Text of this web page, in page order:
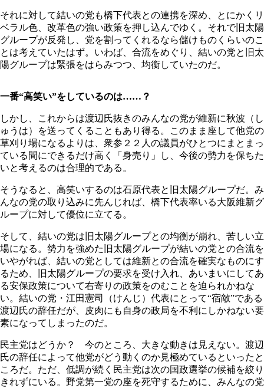
それに対して結いの党も橋下代表との連携を深め、とにかくリ
ベラル色、改革色の強い政策を押し込んでゆく。それで旧太陽
グループが反発し、党を割ってくれるなら儲けものくらいのこ
とは考えていたはず。いわば、合流をめぐり、結いの党と旧太
陽グループは緊張をはらみつつ、均衡していたのだ。
一番“高笑い”をしているのは……？
しかし、これからは渡辺氏抜きのみんなの党が維新に秋波（し
ゅうは）を送ってくることもあり得る。このまま座して他党の
草刈り場になるよりは、衆参２２人の議員がひとつにまとまっ
ている間にできるだけ高く「身売り」し、今後の勢力を保ちた
いと考えるのは合理的である。
そうなると、高笑いするのは石原代表と旧太陽グループだ。み
んなの党の取り込みに先んじれば、橋下代表率いる大阪維新グ
ループに対して優位に立てる。
そして、結いの党は旧太陽グループとの均衡が崩れ、苦しい立
場になる。勢力を強めた旧太陽グループが結いの党との合流を
いやがれば、結いの党としては維新との合流を確実なものにす
るため、旧太陽グループの要求を受け入れ、あいまいにしてあ
る安保政策について右寄りの政策をのむことを迫られかねな
い。結いの党・江田憲司（けんじ）代表にとって“宿敵”である
渡辺氏の辞任だが、皮肉にも自身の政局を不利にしかねない要
素になってしまったのだ。
民主党はどうか？ 今のところ、大きな動きは見えない。渡辺
氏の辞任によって他党がどう動くのか見極めているといったと
ころだ。ただ、低調が続く民主党は次の国政選挙の候補を絞り
きれずにいる。野党第一党の座を死守するために、みんなの党